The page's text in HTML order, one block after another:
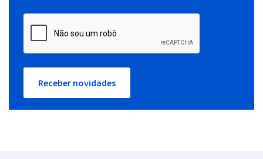
Receber novidades